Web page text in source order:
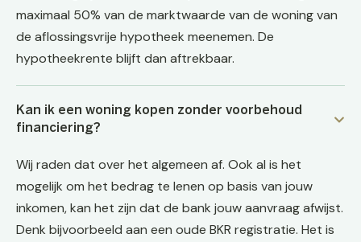
maximaal 50% van de marktwaarde van de woning van
de aflossingsvrije hypotheek meenemen. De
hypotheekrente blijft dan aftrekbaar.
Kan ik een woning kopen zonder voorbehoud
financiering?
Wij raden dat over het algemeen af. Ook al is het
mogelijk om het bedrag te lenen op basis van jouw
inkomen, kan het zijn dat de bank jouw aanvraag afwijst.
Denk bijvoorbeeld aan een oude BKR registratie. Het is